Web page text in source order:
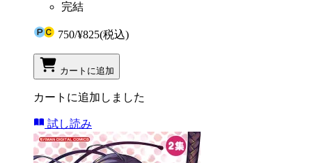
完結
750/¥825(税込)
カートに追加
カートに追加しました
試し読み